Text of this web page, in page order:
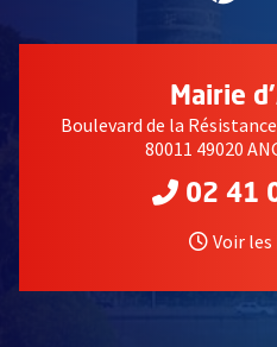
Mairie
Boulevard de la
80011 49020
02 41
Voir